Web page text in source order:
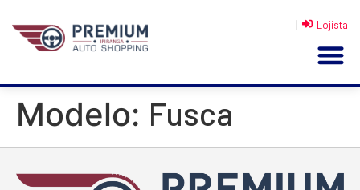
| Lojista
Modelo: Fusca